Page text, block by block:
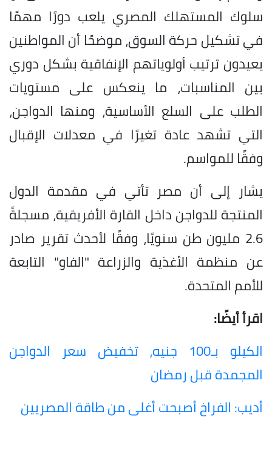
سلوك المستهلك المصري يلعب دورًا مهمًا
في تشكيل حركة السوق، موضحًا أن المواطنين
يعيدون ترتيب أولوياتهم الإنفاقية بشكل دوري
بين المناسبات، ما ينعكس على مستويات
الطلب على السلع الأساسية، ومنها الدواجن،
التي تشهد عادة تغيرًا في معدلات الإقبال
وفقًا للمواسم.
يشار إلى أن مصر تأتي في مقدمة الدول
المنتجة للدواجن داخل القارة الأفريقية، مسجلةً
2.6 مليون طن سنويًا، وفقًا لأحدث تقرير صادر
عن منظمة الأغذية والزراعة "الفاو" التابعة
للأمم المتحدة.
اقرأ أيضًا:
الكيلو بـ100 جنيه، تخفيض سعر الدواجن
المجمدة قبل رمضان
أديب: الفراخ أصبحت أغلى من طاقة المصريين